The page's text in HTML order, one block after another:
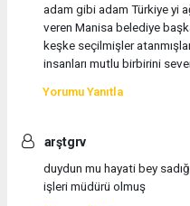
adam gibi adam Türkiye yi
veren Manisa belediye
keşke seçilmişler
insanları mutlu birbirini
Yorumu Yanıtla
arştgrv
duydun mu hayati bey
işleri müdürü olmuş